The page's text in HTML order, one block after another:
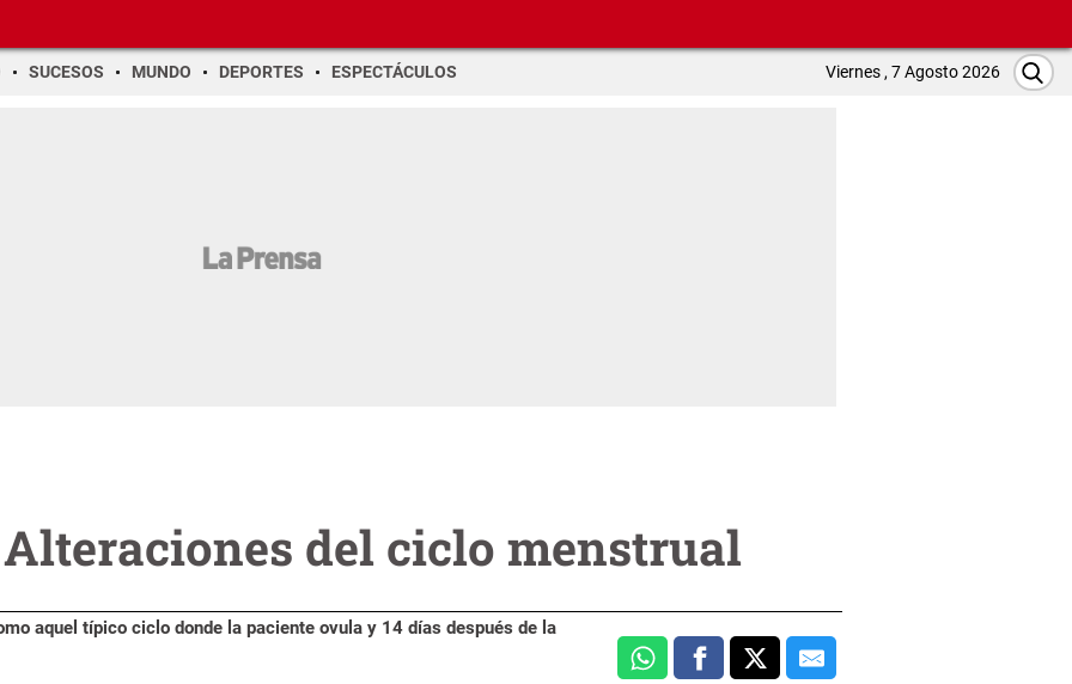
SUCESOS MUNDO DEPORTES ESPECTÁCULOS Viernes , 7 Agosto 2026
del ciclo menstrual
aquel típico ciclo donde la paciente ovula y 14 días después de la